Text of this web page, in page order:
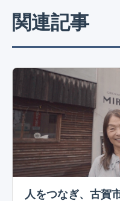
関連記事
人をつなぎ、古賀